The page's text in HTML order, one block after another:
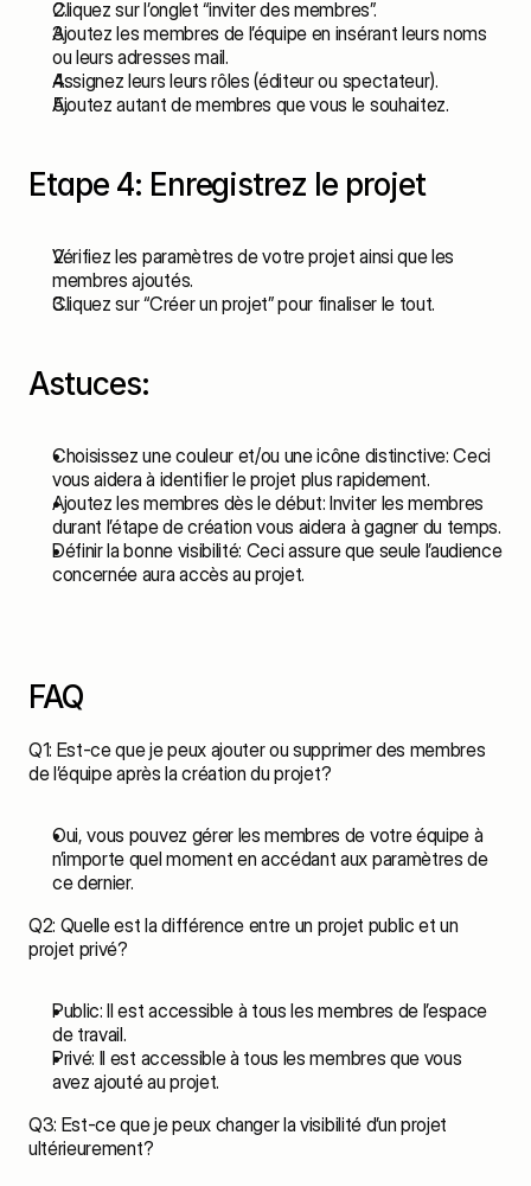
Cliquez sur l’onglet “inviter des membres”.
Ajoutez les membres de l’équipe en insérant leurs noms
ou leurs adresses mail.
Assignez leurs leurs rôles (éditeur ou spectateur).
Ajoutez autant de membres que vous le souhaitez.
Etape 4: Enregistrez le projet
Vérifiez les paramètres de votre projet ainsi que les
membres ajoutés.
Cliquez sur “Créer un projet” pour finaliser le tout.
Astuces:
Choisissez une couleur et/ou une icône distinctive: Ceci
vous aidera à identifier le projet plus rapidement.
Ajoutez les membres dès le début: Inviter les membres
durant l’étape de création vous aidera à gagner du temps.
Définir la bonne visibilité: Ceci assure que seule l’audience
concernée aura accès au projet.
FAQ
Q1: Est-ce que je peux ajouter ou supprimer des membres
de l’équipe après la création du projet?
Oui, vous pouvez gérer les membres de votre équipe à
n’importe quel moment en accédant aux paramètres de
ce dernier.
Q2: Quelle est la différence entre un projet public et un
projet privé?
Public: Il est accessible à tous les membres de l’espace
de travail.
Privé: Il est accessible à tous les membres que vous
avez ajouté au projet.
Q3: Est-ce que je peux changer la visibilité d’un projet
ultérieurement?